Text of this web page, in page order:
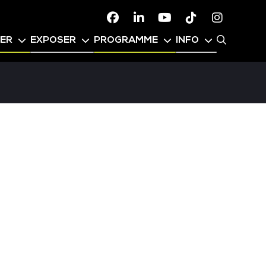
FacebookLinkedinYoutubeTikTok
EXPOSER PROGRAMME INFO